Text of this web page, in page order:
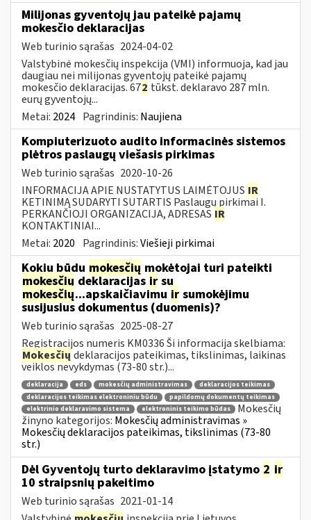
Milijonas gyventojų jau pateikė pajamų
mokesčio deklaracijas
Web turinio sąrašas 2024-04-02
Valstybinė mokesčių inspekcija (VMI) informuoja, kad jau
daugiau nei milijonas gyventojų pateikė pajamų
mokesčio deklaracijas. 672 tūkst. deklaravo 287 mln.
eurų gyventojų...
Metai: 2024 Pagrindinis: Naujiena
Kompiuterizuoto audito informacinės sistemos
plėtros paslaugų viešasis pirkimas
Web turinio sąrašas 2020-10-26
INFORMACIJA APIE NUSTATYTUS LAIMĖTOJUS IR
KETINIMĄ SUDARYTI SUTARTIS Paslaugų pirkimai I.
PERKANČIOJI ORGANIZACIJA, ADRESAS IR
KONTAKTINIAI...
Metai: 2020 Pagrindinis:Viešieji pirkimai
Kokiu būdu mokesčių mokėtojai turi pateikti
mokesčių deklaracijas ir su
mokesčių...apskaičiavimu ir sumokėjimu
susijusius dokumentus (duomenis)?
Web turinio sąrašas 2025-08-27
Registracijos numeris KM0336 Ši informacija skelbiama:
Mokesčių deklaracijos pateikimas, tikslinimas, laikinas
veiklos nevykdymas (73-80 str.)...
deklaracija eds mokesčių administravimas
deklaracijos teikimas
deklaracijos teikimas elektroniniu būdu
papildomų dokumentų teikimas
elektrinio deklaravimo sistema
elektroninis teikimo būdas
Mokesčių
žinyno kategorijos: Mokesčių administravimas »
Mokesčių deklaracijos pateikimas, tikslinimas (73-80
str.)
Dėl Gyventojų turto deklaravimo įstatymo 2 ir
10 straipsnių pakeitimo
Web turinio sąrašas 2021-01-14